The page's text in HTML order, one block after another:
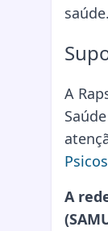
saúde.
A
A